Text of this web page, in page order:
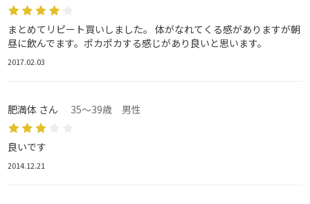
まとめてリピート買いしました。 体がなれてくる感がありますが朝
昼に飲んでます。ポカポカする感じがあり良いと思います。
2017.02.03
肥満体 さん 35～39歳 男性
良いです
2014.12.21